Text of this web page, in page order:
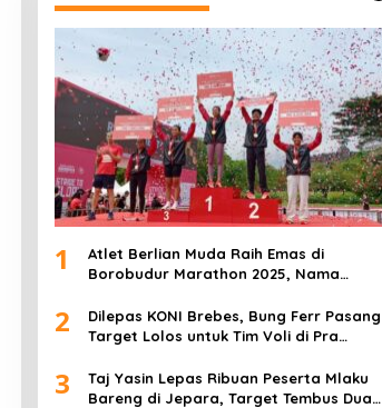
1
Atlet Berlian Muda Raih Emas di
Borobudur Marathon 2025, Nama
2
Dilepas KONI Brebes, Bung Ferr Pasang
Target Lolos untuk Tim Voli di Pra
3
Taj Yasin Lepas Ribuan Peserta Mlaku
Bareng di Jepara, Target Tembus Dua